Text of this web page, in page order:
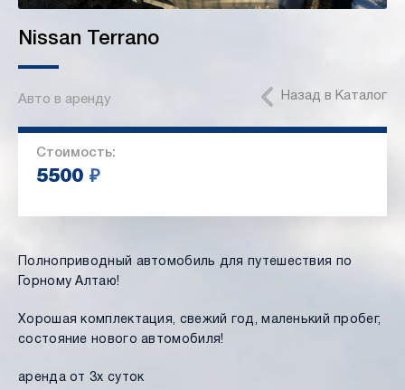
Nissan Terrano
Авто в аренду Назад в Каталог
Стоимость:
5500 ₽
Полноприводный автомобиль для путешествия по
Горному Алтаю!
Хорошая комплектация, свежий год, маленький пробег,
состояние нового автомобиля!
аренда от 3х суток